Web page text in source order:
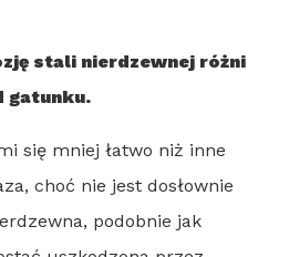
stali nierdzewnej różni
gatunku.
się mniej łatwo niż inne
choć nie jest dosłownie
podobnie jak